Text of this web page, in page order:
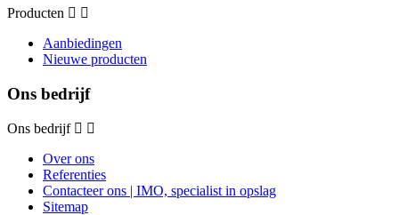
Producten
Aanbiedingen
Nieuwe producten
Ons bedrijf
Ons bedrijf
Over ons
Referenties
Contacteer ons | IMO, specialist in opslag
Sitemap